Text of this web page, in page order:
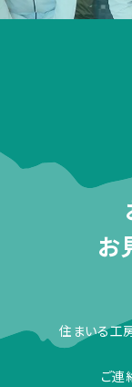
お
住まいる工
ご連